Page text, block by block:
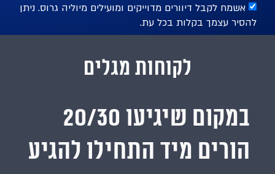
אשמח לקבל דיוורים מדוייקים ומועילים מיוליה גרוס. ניתן
עצמך בקלות בכל עת.
לקוחות מגלים
במקום שיגיעו 20/30
הורים מיד התחילו להגיע